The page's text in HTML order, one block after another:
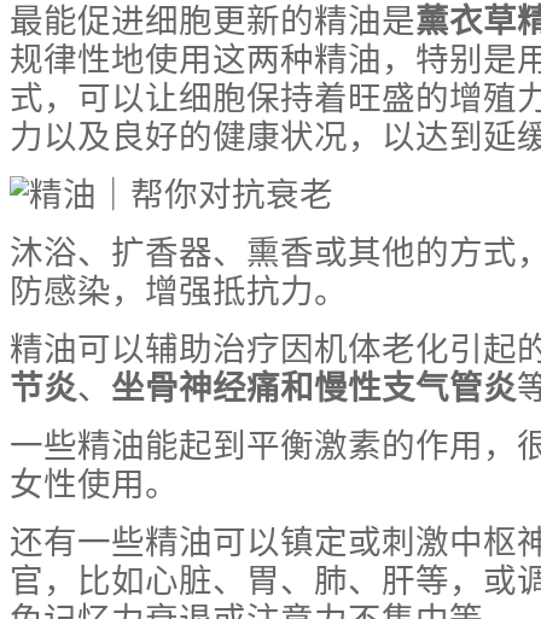
最能促进细胞更新的精油是薰衣草
规律性地使用这两种精油，特别是
式，可以让细胞保持着旺盛的增殖
力以及良好的健康状况，以达到延
沐浴、扩香器、熏香或其他的方式
防感染，增强抵抗力。
精油可以辅助治疗因机体老化引起
节炎、 坐骨神经痛和慢性支气管炎
一些精油能起到平衡激素的作用，
女性使用。
还有一些精油可以镇定或刺激中枢
官，比如心脏、胃、肺、肝等，或